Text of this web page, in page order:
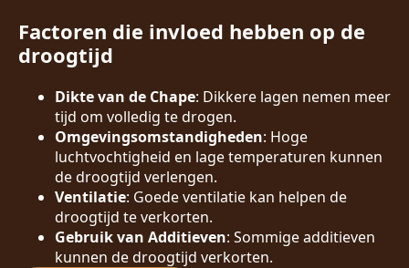
Factoren die invloed hebben op de
droogtijd
Dikte van de Chape: Dikkere lagen nemen meer
tijd om volledig te drogen.
Omgevingsomstandigheden: Hoge
luchtvochtigheid en lage temperaturen kunnen
de droogtijd verlengen.
Ventilatie: Goede ventilatie kan helpen de
droogtijd te verkorten.
Gebruik van Additieven: Sommige additieven
kunnen de droogtijd verkorten.